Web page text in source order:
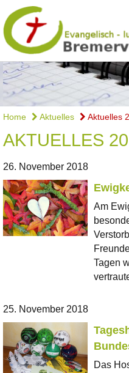
Home Aktuelles Aktuelles
AKTUELLES
26. November 2018
Am
Tagen
25. November 2018
Das